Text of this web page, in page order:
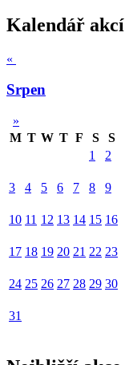
Kalendář akcí
«
Srpen
»
M T W T F S
S
1
2
3 4 5 6 7 8 9
10 11 12 13 14 15 16
17 18 19 20 21 22 23
24 25 26 27 28 29 30
31